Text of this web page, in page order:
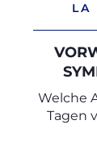
LA
Welche
Tagen